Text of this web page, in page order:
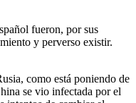
fueron, por sus
y perverso existir.
como está poniendo de
se vio infectada por el